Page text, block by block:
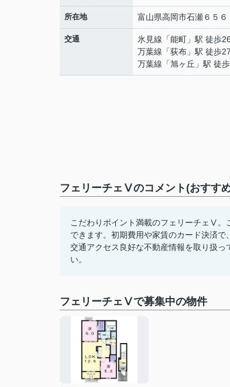
所在地 富山県高岡市石瀬６５６
交通 氷見線 「能町 」駅 徒歩
万葉線 「荻布 」駅 徒歩
万葉線 「旭ヶ丘 」駅 徒
フェリーチェⅤのコメント(おすす
こだわりポイント満載のフェリーチェⅤ。
できます。初期費用や家賃のカード決済で
交通アクセス良好な不動産情報を取り扱
い。
フェリーチェⅤで募集中の物件